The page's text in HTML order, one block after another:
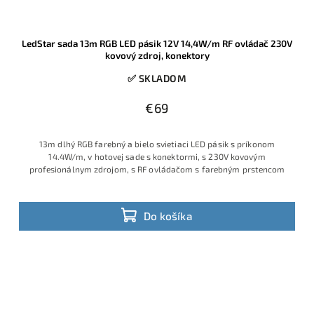
LedStar sada 13m RGB LED pásik 12V 14,4W/m RF ovládač 230V
kovový zdroj, konektory
✅ SKLADOM
€69
Do košíka
13m dlhý RGB farebný a bielo svietiaci LED pásik s príkonom
14.4W/m, v hotovej sade s konektormi, s 230V kovovým
profesionálnym zdrojom, s RF ovládačom s farebným prstencom